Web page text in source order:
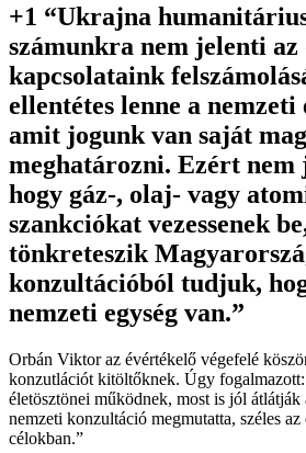
+1 “Ukrajna
számunkra nem jelenti az
kapcsolataink
ellentétes lenne a
amit jogunk van saját
meghatározni. Ezért nem
hogy gáz-, olaj- vagy
szankciókat vezessenek
tönkreteszik
konzultációból tudjuk,
nemzeti egység van.”
Orbán Viktor az évértékelő végefelé
konzutlációt kitöltőknek. Úgy
életösztönei működnek, most is jól átlátják
nemzeti konzultáció megmutatta, széles az
célokban.”